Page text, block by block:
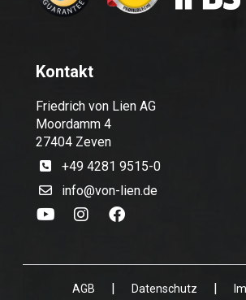
Kontakt
Friedrich von Lien AG
Moordamm 4
27404 Zeven
+49 4281 9515-0
info@von-lien.de
AGB | Datenschutz |